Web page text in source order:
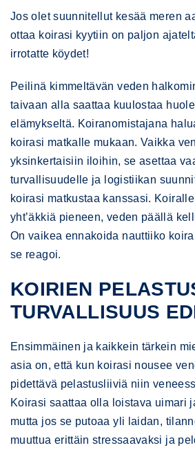
Jos olet suunnitellut kesää meren
ottaa koirasi kyytiin on paljon
irrotatte köydet!
Peilinä kimmeltävän veden
taivaan alla saattaa kuulostaa
elämykseltä. Koiranomistajana
koirasi matkalle mukaan. Vaikka
yksinkertaisiin iloihin, se asettaa
turvallisuudelle ja logistiikan
koirasi matkustaa kanssasi.
yht’äkkiä pieneen, veden päällä
On vaikea ennakoida nauttiiko
se reagoi.
KOIRIEN
TURVALLISUUS
Ensimmäinen ja kaikkein tärkein
asia on, että kun koirasi nousee
pidettävä pelastusliiviä niin
Koirasi saattaa olla loistava uimari
mutta jos se putoaa yli laidan,
muuttua erittäin stressaavaksi ja